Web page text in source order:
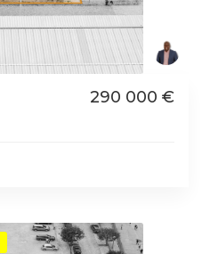
290 000 €